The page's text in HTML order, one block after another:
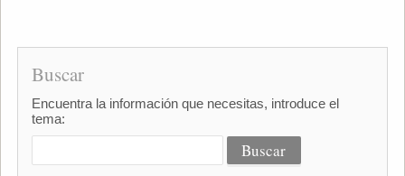
Buscar
Encuentra la información que necesitas, introduce el
tema: